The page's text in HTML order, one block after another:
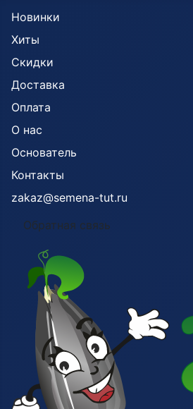
Новинки
Хиты
Скидки
Доставка
Оплата
О нас
Основатель
Контакты
zakaz@semena-tut.ru
Обратная связь